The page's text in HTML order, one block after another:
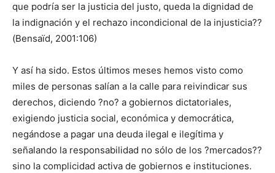
que podría ser la justicia del justo, queda la dignidad de
la indignación y el rechazo incondicional de la injusticia??
(Bensaïd, 2001:106)
Y así ha sido. Estos últimos meses hemos visto como
miles de personas salían a la calle para reivindicar sus
derechos, diciendo ?no? a gobiernos dictatoriales,
exigiendo justicia social, económica y democrática,
negándose a pagar una deuda ilegal e ilegítima y
señalando la responsabilidad no sólo de los ?mercados??
sino la complicidad activa de gobiernos e instituciones.